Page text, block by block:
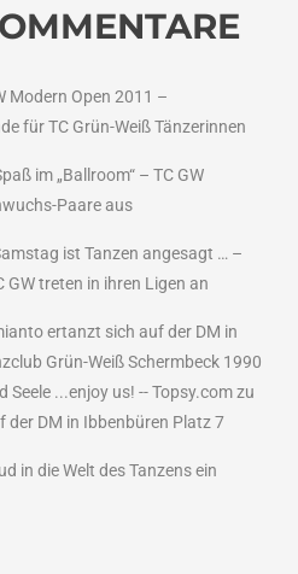
Modern Open 2011 –
für TC Grün-Weiß Tänzerinnen
im „Ballroom“ – TC GW
Paare aus
ist Tanzen angesagt … –
GW treten in ihren Ligen an
ertanzt sich auf der DM in
Grün-Weiß Schermbeck 1990
Seele ...enjoy us! -- Topsy.comzu
DM in Ibbenbüren Platz 7
in die Welt des Tanzens ein